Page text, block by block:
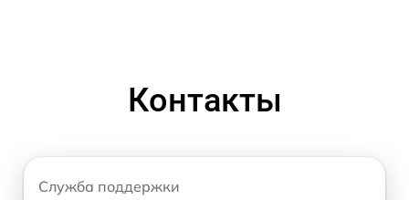
Контакты
Служба поддержки